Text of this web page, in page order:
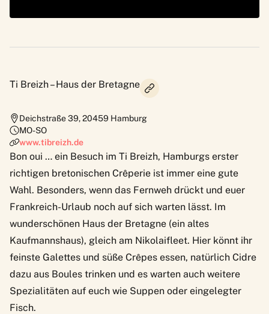
Ti Breizh – Haus der Bretagne
Deichstraße 39,20459 Hamburg
MO-SO
www.tibreizh.de
Bon oui … ein Besuch im Ti Breizh, Hamburgs erster
richtigen bretonischen Crêperie ist immer eine gute
Wahl. Besonders, wenn das Fernweh drückt und euer
Frankreich-Urlaub noch auf sich warten lässt. Im
wunderschönen Haus der Bretagne (ein altes
Kaufmannshaus), gleich am Nikolaifleet. Hier könnt ihr
feinste Galettes und süße Crêpes essen, natürlich Cidre
dazu aus Boules trinken und es warten auch weitere
Spezialitäten auf euch wie Suppen oder eingelegter
Fisch.